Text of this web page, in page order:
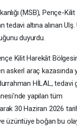
(MSB), Pençe-
tedavi altına alınan Ulş.
duyurdu.
Kilit Harekât
askerî araç kazasında
HİLAL, tedavi
yapılan tüm
30 Haziran 2026
üzüntüye boğan bu